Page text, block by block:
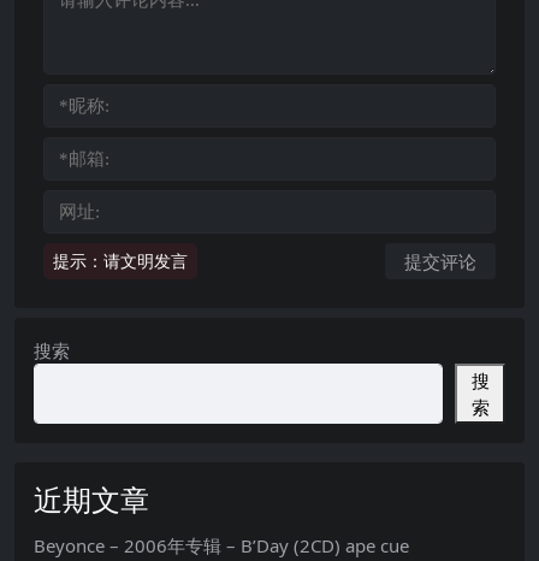
提示：请文明发言
搜索
搜
索
近期文章
Beyonce – 2006年专辑 – B’Day (2CD) ape cue